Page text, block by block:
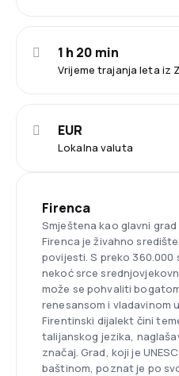
Vrijeme trajanja leta iz
1 h 20 min
Lokalna valuta
EUR
Firenca
Smještena kao glavni
Firenca je živahno
povijesti. S preko 360.000
nekoć srce
može se pohvaliti
renesansom i vladavinom
Firentinski dijalekt čini
talijanskog jezika,
značaj. Grad, koji je
baštinom, poznat je po